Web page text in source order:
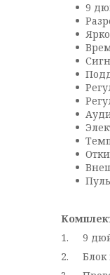
9
1. 9
2. Блок